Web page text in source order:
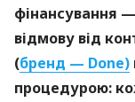
фінансування
відмову від
(бренд — Done)
процедурою: